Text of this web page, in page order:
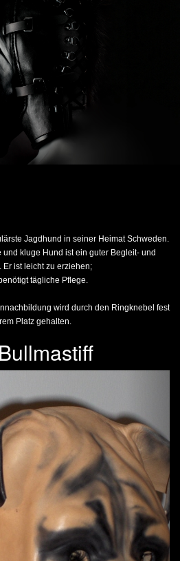
Jagdhund in seiner Heimat Schweden.
kluge Hund ist ein guter Begleit- und
Er ist leicht zu erziehen;
tägliche Pflege.
wird durch den Ringknebel fest
Platz gehalten.